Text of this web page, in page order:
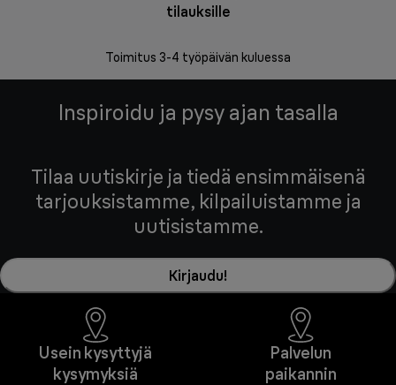
tilauksille
Toimitus 3-4 työpäivän kuluessa
Inspiroidu ja pysy ajan tasalla
Tilaa uutiskirje ja tiedä ensimmäisenä
tarjouksistamme, kilpailuistamme ja
uutisistamme.
Kirjaudu!
Usein kysyttyjä
kysymyksiä
Palvelun
paikannin